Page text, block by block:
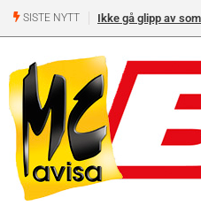
SISTE NYTT Ikke gå glipp av